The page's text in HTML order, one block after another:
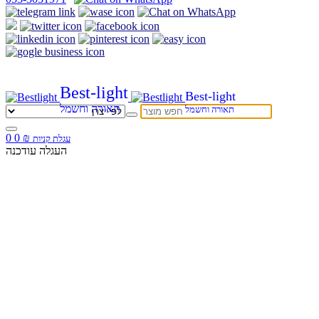
Best-light
תאורה וחשמל
Best-light
תאורה וחשמל
0 עגלת קניות ₪
0
העגלה עודכנה